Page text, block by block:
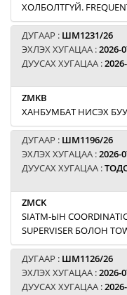
ХОЛБОЛТГҮЙ.
ДУГААР : ШМ1231/26
ЭХЛЭХ ХУГАЦАА :2026-
ДУУСАХ ХУГАЦАА :
ZMKB
ХАНБУМБАТ НИСЭХ
ДУГААР : ШМ1196/26
ЭХЛЭХ ХУГАЦАА :2026-
ДУУСАХ ХУГАЦАА :
ZMCK
SIATM-ЫН
SUPERVISER БОЛОН
ДУГААР : ШМ1126/26
ЭХЛЭХ ХУГАЦАА :2026-
ДУУСАХ ХУГАЦАА :